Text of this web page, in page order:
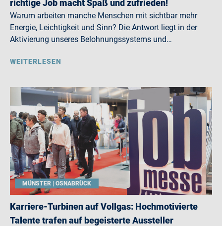
richtige Job macht Spaß und zufrieden!
Warum arbeiten manche Menschen mit sichtbar mehr
Energie, Leichtigkeit und Sinn? Die Antwort liegt in der
Aktivierung unseres Belohnungssystems und…
WEITERLESEN
MÜNSTER | OSNABRÜCK
Karriere-Turbinen auf Vollgas: Hochmotivierte
Talente trafen auf begeisterte Aussteller